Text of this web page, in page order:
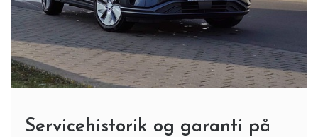
Servicehistorik og garanti på